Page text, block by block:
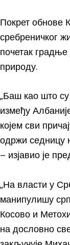
Покрет обнове
сребреничког
почетак
природу.
„Баш као што
између
којем сви
одржи седницу
– изјавио је
„На власти у
манипулишу
Косово и
на дословно